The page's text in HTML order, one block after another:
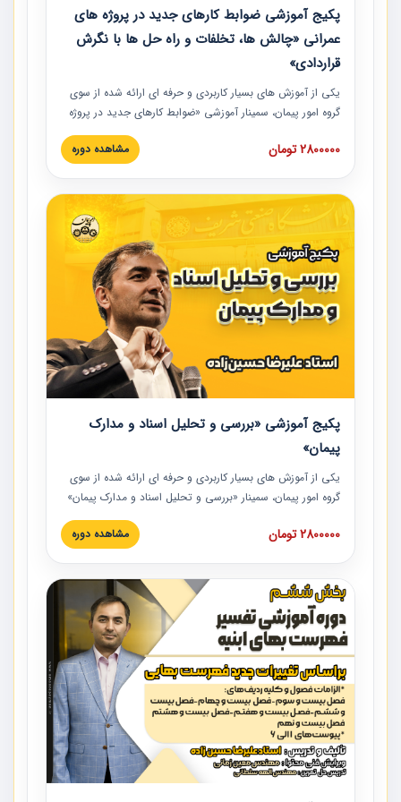
پکیج آموزشی ضوابط کارهای جدید در پروژه های
عمرانی «چالش ها، تخلفات و راه حل ها با نگرش
قراردادی»
یکی از آموزش‏‏‏‏‏‏ های بسیار کاربردی و حرفه‏ ای ارائه شده از سوی
گروه امور پیمان، سمینار آموزشی «ضوابط کارهای جدید در پروژه
های عمرانی» چالش ها، تخلفات و راه حل ها با نگرش قراردادی
است که در محل سندیکای شرکت های ساختمانی کشور ارائه شد.
مدارک پیمان به همراه تجربیات عملی ارائه شده است.
2800000 تومان مشاهده دوره
پکیج آموزشی «بررسی و تحلیل اسناد و مدارک
پیمان»
یکی از آموزش‏‏‏‏‏‏ های بسیار کاربردی و حرفه‏ ای ارائه شده از سوی
گروه امور پیمان، سمینار «بررسی و تحلیل اسناد و مدارک پیمان»
است که در دانشگاه صنعتی شریف ارائه شد. در این آموزش
نکات کلیدی مربوط به اسناد و مدارک پیمان، اولویت بندی اسناد
پیمان به همراه تجربیات عملی در این خصوص ارائه شده است.
2800000 تومان مشاهده دوره